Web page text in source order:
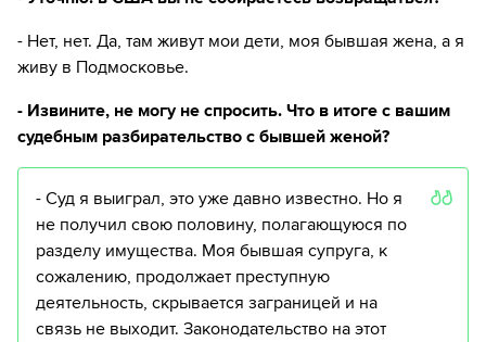
- Нет, нет. Да, там живут мои дети, моя бывшая жена, а я
живу в Подмосковье.
- Извините, не могу не спросить. Что в итоге с вашим
судебным разбирательство с бывшей женой?
- Суд я выиграл, это уже давно известно. Но я
не получил свою половину, полагающуюся по
разделу имущества. Моя бывшая супруга, к
сожалению, продолжает преступную
деятельность, скрывается заграницей и на
связь не выходит. Законодательство на этот